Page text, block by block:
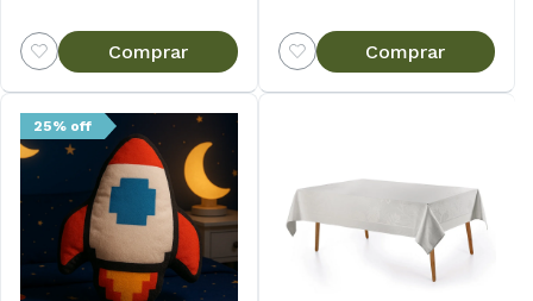
Comprar Comprar
25% off